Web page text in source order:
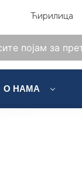
Ћирилица
О НАМА